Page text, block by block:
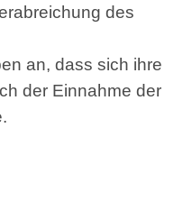
des
an, dass sich ihre
der Einnahme der